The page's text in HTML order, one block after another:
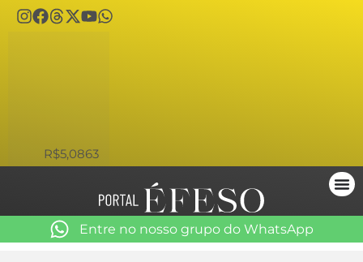
R$5,0863
Entre no nosso grupo do WhatsApp